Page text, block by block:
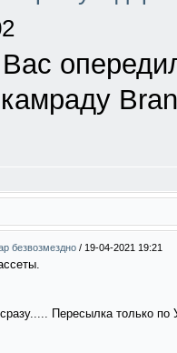
безвозмездно / 19-04-2021 19:21
Пересылка только по